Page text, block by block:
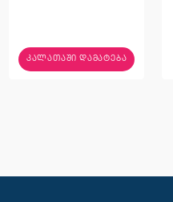
ᲙᲐᲚᲐᲗᲐᲨᲘ ᲓᲐᲛᲐᲢᲔᲑᲐ